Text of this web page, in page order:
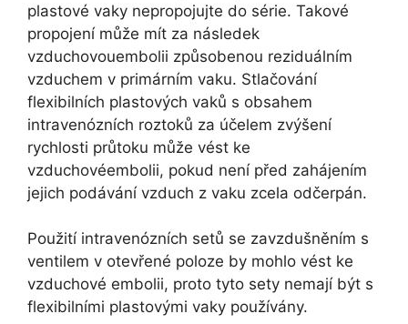
plastové vaky nepropojujte do série. Takové
propojení může mít za následek
vzduchovouembolii způsobenou reziduálním
vzduchem v primárním vaku. Stlačování
flexibilních plastových vaků s obsahem
intravenózních roztoků za účelem zvýšení
rychlosti průtoku může vést ke
vzduchovéembolii, pokud není před zahájením
jejich podávání vzduch z vaku zcela odčerpán.
Použití intravenózních setů se zavzdušněním s
ventilem v otevřené poloze by mohlo vést ke
vzduchové embolii, proto tyto sety nemají být s
flexibilními plastovými vaky používány.